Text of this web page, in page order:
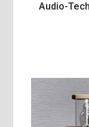
Audio-